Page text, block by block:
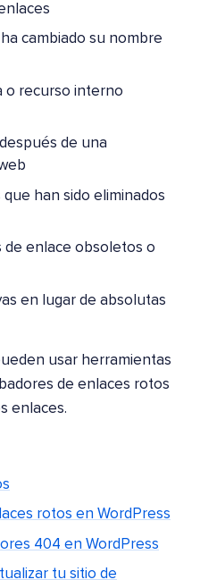
cambiado su nombre
o recurso interno
de una
han sido eliminados
enlace obsoletos o
en lugar de absolutas
usar herramientas
de enlaces rotos
enlaces.
rotos en WordPress
404 en WordPress
tu sitio de